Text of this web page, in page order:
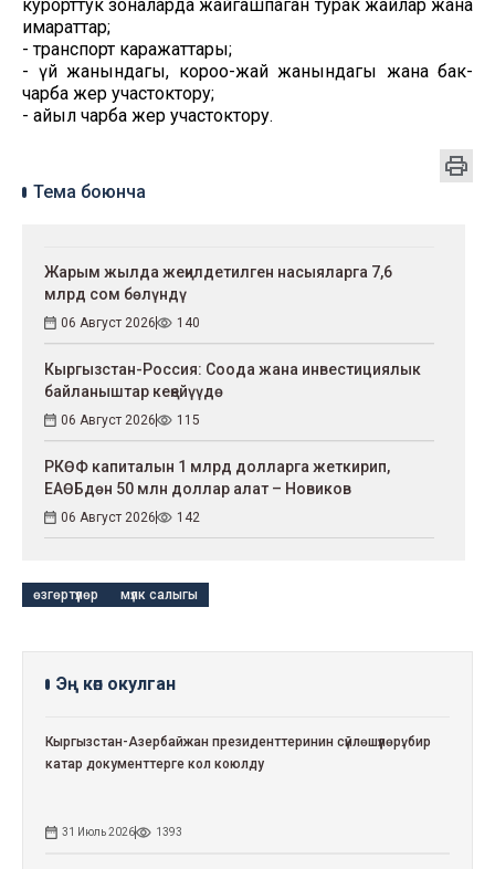
курорттук зоналарда жайгашпаган турак жайлар жана
имараттар;
- транспорт каражаттары;
- үй жанындагы, короо-жай жанындагы жана бак-
чарба жер участоктору;
- айыл чарба жер участоктору.
Тема боюнча
Жарым жылда жеңилдетилген насыяларга 7,6
млрд сом бөлүндү
06 Август 2026 140
Кыргызстан-Россия: Соода жана инвестициялык
байланыштар кеңейүүдө
06 Август 2026 115
РКӨФ капиталын 1 млрд долларга жеткирип,
ЕАӨБдөн 50 млн доллар алат – Новиков
06 Август 2026 142
өзгөртүүлөр мүлк салыгы
Эң көп окулган
Кыргызстан-Азербайжан президенттеринин сүйлөшүүлөрү: бир
катар документтерге кол коюлду
31 Июль 2026 1393